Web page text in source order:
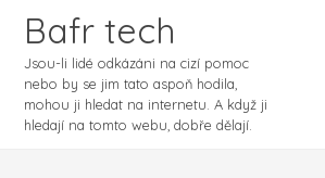
Bafr tech
Jsou-li lidé odkázáni na cizí pomoc
nebo by se jim tato aspoň hodila,
mohou ji hledat na internetu. A když ji
hledají na tomto webu, dobře dělají.